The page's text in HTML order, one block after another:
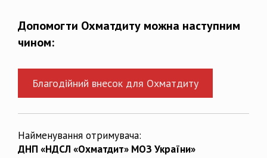
Допомогти Охматдиту можна наступним
чином:
Благодійний внесок для Охматдиту
Найменування отримувача:
ДНП «НДСЛ «Охматдит» МОЗ України»